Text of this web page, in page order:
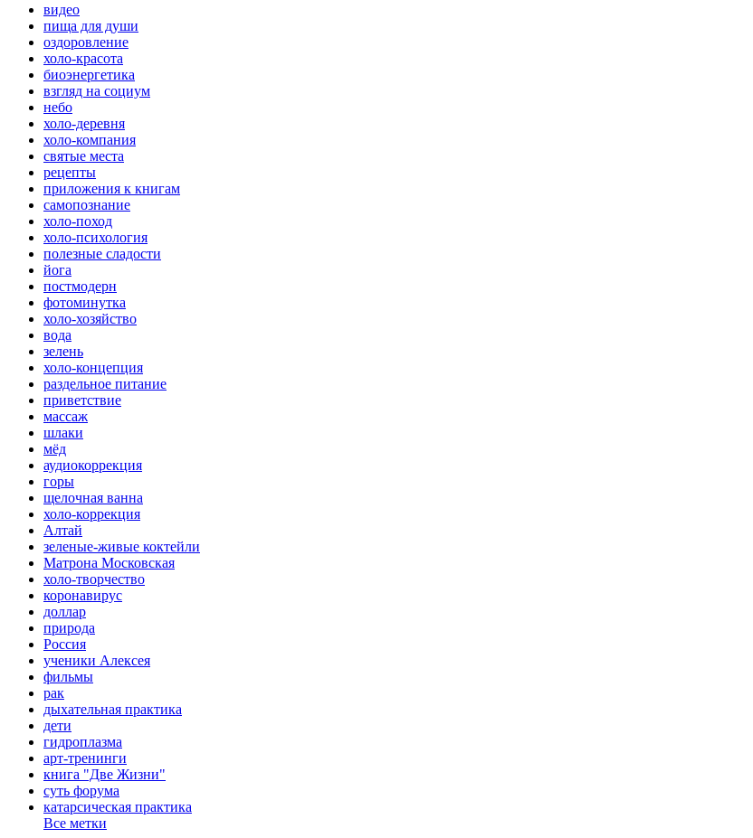
видео
пища для души
оздоровление
холо-красота
биоэнергетика
взгляд на социум
небо
холо-деревня
холо-компания
святые места
рецепты
приложения к книгам
самопознание
холо-поход
холо-психология
полезные сладости
йога
постмодерн
фотоминутка
холо-хозяйство
вода
зелень
холо-концепция
раздельное питание
приветствие
массаж
шлаки
мёд
аудиокоррекция
горы
щелочная ванна
холо-коррекция
Алтай
зеленые-живые коктейли
Матрона Московская
холо-творчество
коронавирус
доллар
природа
Россия
ученики Алексея
фильмы
рак
дыхательная практика
дети
гидроплазма
арт-тренинги
книга "Две Жизни"
суть форума
катарсическая практика
Все метки